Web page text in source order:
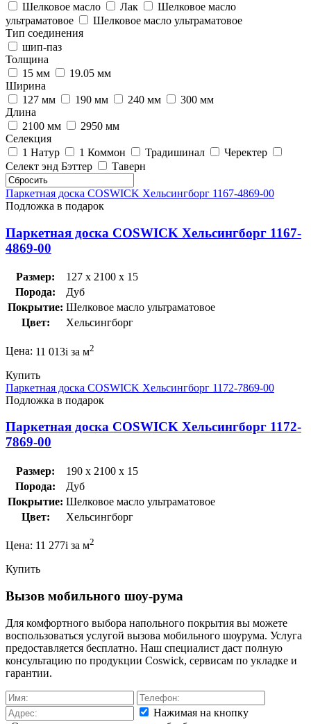
Шелковое масло
Лак
Шелковое масло
ультраматовое
Шелковое масло ультраматовое
Тип соединения
шип-паз
Толщина
15 мм
19.05 мм
Ширина
127 мм
190 мм 240 мм
300 мм
Длина
2100 мм
2950 мм
Селекция
1 Натур
1 Коммон Традишинал
Черектер
Селект энд Бэттер
Таверн
Паркетная доска COSWICK Хельсингборг 1167-4869-00
Подложка в подарок
Паркетная доска COSWICK Хельсингборг 1167-
4869-00
Размер:
127 x 2100 x 15
Порода:
Дуб
Покрытие: Шелковое масло ультраматовое
Цвет:
Хельсингборг
Цена: 11 013i за м2
Купить
Паркетная доска COSWICK Хельсингборг 1172-7869-00
Подложка в подарок
Паркетная доска COSWICK Хельсингборг 1172-
7869-00
Размер:
190 x 2100 x 15
Порода:
Дуб
Покрытие: Шелковое масло ультраматовое
Цвет:
Хельсингборг
Цена: 11 277i за м2
Купить
Вызов мобильного шоу-рума
Для комфортного выбора напольного покрытия вы можете
воспользоваться услугой вызова мобильного шоурума. Услуга
предоставляется бесплатно. Наш специалист даст полную
консультацию по продукции Coswick, сервисам по укладке и
гарантии.
Нажимая на кнопку